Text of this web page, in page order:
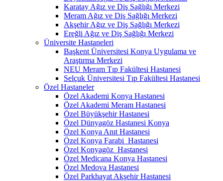
Karatay Ağız ve Diş Sağlığı Merkezi
Meram Ağız ve Diş Sağlığı Merkezi
Akşehir Ağız ve Diş Sağlığı Merkezi
Ereğli Ağız ve Diş Sağlığı Merkezi
Üniversite Hastaneleri
Başkent Üniversitesi Konya Uygulama ve
Araştırma Merkezi
NEU Meram Tıp Fakültesi Hastanesi
Selçuk Üniversitesi Tıp Fakültesi Hastanesi
Özel Hastaneler
Özel Akademi Konya Hastanesi
Özel Akademi Meram Hastanesi
Özel Büyükşehir Hastanesi
Özel Dünyagöz Hastanesi Konya
Özel Konya Anıt Hastanesi
Özel Konya Farabi Hastanesi
Özel Konyagöz Hastanesi
Özel Medicana Konya Hastanesi
Özel Medova Hastanesi
Özel Parkhayat Akşehir Hastanesi